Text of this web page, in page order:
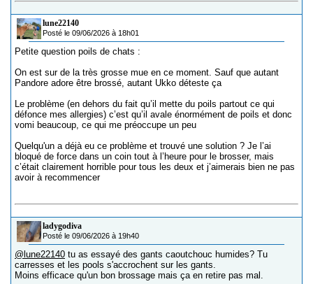
lune22140
Posté le 09/06/2026 à 18h01
Petite question poils de chats :
On est sur de la très grosse mue en ce moment. Sauf que autant
Pandore adore être brossé, autant Ukko déteste ça
Le problème (en dehors du fait qu’il mette du poils partout ce qui
défonce mes allergies) c’est qu’il avale énormément de poils et donc
vomi beaucoup, ce qui me préoccupe un peu
Quelqu'un a déjà eu ce problème et trouvé une solution ? Je l’ai
bloqué de force dans un coin tout à l’heure pour le brosser, mais
c’était clairement horrible pour tous les deux et j’aimerais bien ne pas
avoir à recommencer
ladygodiva
Posté le 09/06/2026 à 19h40
@lune22140 tu as essayé des gants caoutchouc humides? Tu
carresses et les pools s'accrochent sur les gants.
Moins efficace qu'un bon brossage mais ça en retire pas mal.